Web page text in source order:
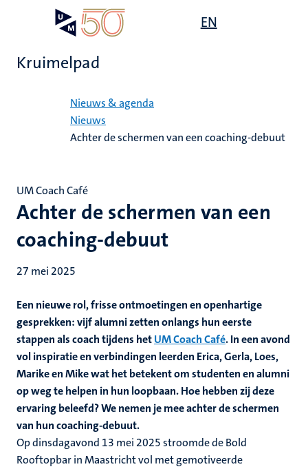
EN
Kruimelpad
Nieuws & agenda
Nieuws
Achter de schermen van een coaching-debuut
Achter de schermen van een
coaching-debuut
UM Coach Café
27 mei 2025
Een nieuwe rol, frisse ontmoetingen en openhartige
gesprekken: vijf alumni zetten onlangs hun eerste
stappen als coach tijdens hetUM Coach Café. In een avond
vol inspiratie en verbindingen leerden Erica, Gerla, Loes,
Marike en Mike wat het betekent om studenten en alumni
op weg te helpen in hun loopbaan. Hoe hebben zij deze
ervaring beleefd? We nemen je mee achter de schermen
van hun coaching-debuut.
Op dinsdagavond 13 mei 2025 stroomde de Bold
Rooftopbar in Maastricht vol met gemotiveerde